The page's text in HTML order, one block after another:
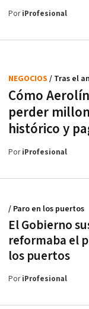
PoriProfesional
Cómo
perder
histórico y
NEGOCIOS / Tras el
PoriProfesional
El Gobierno
reformaba el
los puertos
/ Paro en los puertos
PoriProfesional